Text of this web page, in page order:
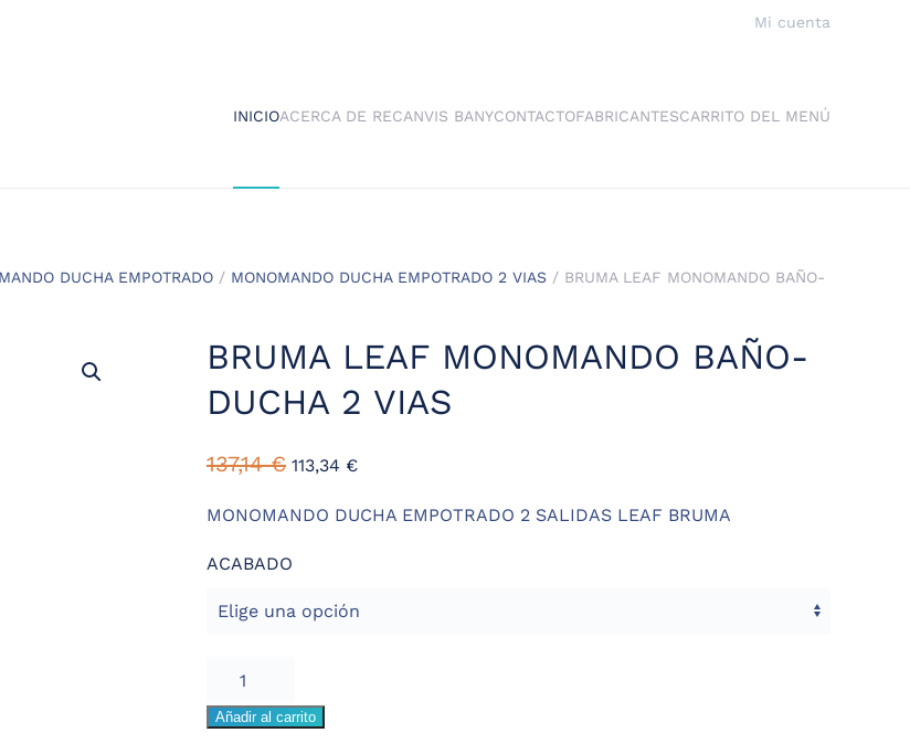
Mi cuenta
INICIOACERCA DE RECANVIS BANYCONTACTOFABRICANTESCARRITO DEL MENÚ
DUCHA EMPOTRADO / MONOMANDO DUCHA EMPOTRADO 2 VIAS / BRUMA LEAF MONOMANDO BAÑO-
BRUMA LEAF MONOMANDO BAÑO-
DUCHA 2 VIAS
137,14€ 113,34 €
MONOMANDO DUCHA EMPOTRADO 2 SALIDAS LEAF BRUMA
ACABADO
MONOMANDO
Añadir al carrito